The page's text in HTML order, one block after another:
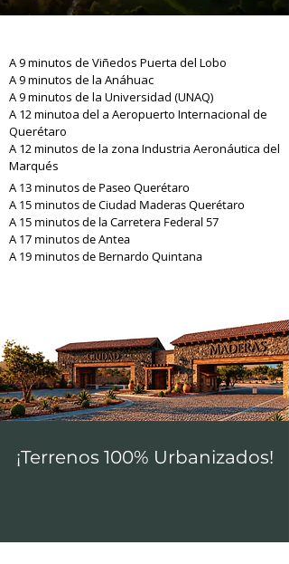
A 9 minutos de Viñedos Puerta del Lobo
A 9 minutos de la Anáhuac
A 9 minutos de la Universidad (UNAQ)
A 12minutoa del a Aeropuerto Internacional de
Querétaro
A 12 minutos de la zona Industria Aeronáutica del
Marqués
A 13 minutos de Paseo Querétaro
A 15 minutos de Ciudad Maderas Querétaro
A 15 minutos de la Carretera Federal 57
A 17 minutos de Antea
A 19 minutos de Bernardo Quintana
¡Terrenos 100% Urbanizados!